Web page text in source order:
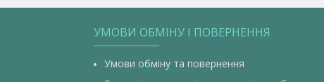
УМОВИ ОБМІНУ І ПОВЕРНЕННЯ
Умови обміну та повернення